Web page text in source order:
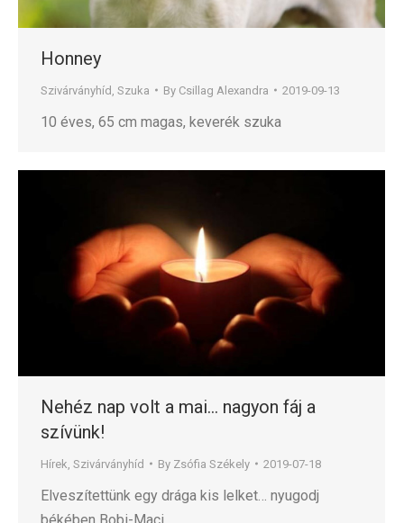
Honney
Szivárványhíd Szuka By Csillag Alexandra 2019-09-13
10 éves, 65 cm magas, keverék szuka
Nehéz nap volt a mai… nagyon fáj a
szívünk!
Hírek Szivárványhíd By Zsófia Székely 2019-07-18
Elveszítettünk egy drága kis lelket… nyugodj
békében Bobi-Maci….